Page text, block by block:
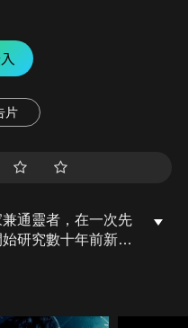
片
通靈者，在一次先
研究數十年前新年
看見亡魂的獨特能
者。這項能力或許